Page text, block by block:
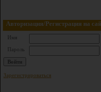
Авторизация/Регистрация на
Имя
Пароль
Зарегистрироваться